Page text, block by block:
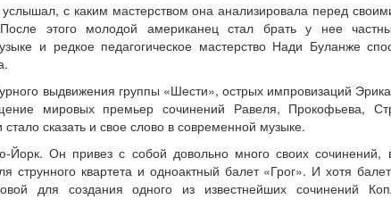
с каким мастерством она анализировала перед
этого молодой американец стал брать у нее
и редкое педагогическое мастерство Нади Буланже
выдвижения группы «Шести», острых импровизаций
мировых премьер сочинений Равеля, Прокофьева,
сказать и свое слово в современной музыке.
Йорк. Он привез с собой довольно много своих сочинений,
струнного квартета и одноактный балет «Грог». И хотя
для создания одного из известнейших сочинений